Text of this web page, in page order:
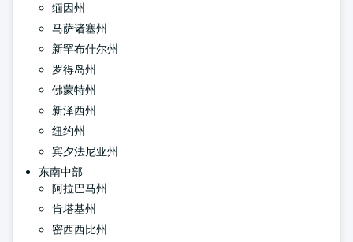
缅因州
马萨诸塞州
新罕布什尔州
罗得岛州
佛蒙特州
新泽西州
纽约州
宾夕法尼亚州
东南中部
阿拉巴马州
肯塔基州
密西西比州